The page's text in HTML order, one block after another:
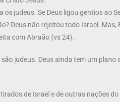
judeus. Se Deus ligou gentios ao
Deus não rejeitou todo Israel. Mas,
com Abraão (vs 24).
judeus. Deus ainda tem um plano
de Israel e de outras nações